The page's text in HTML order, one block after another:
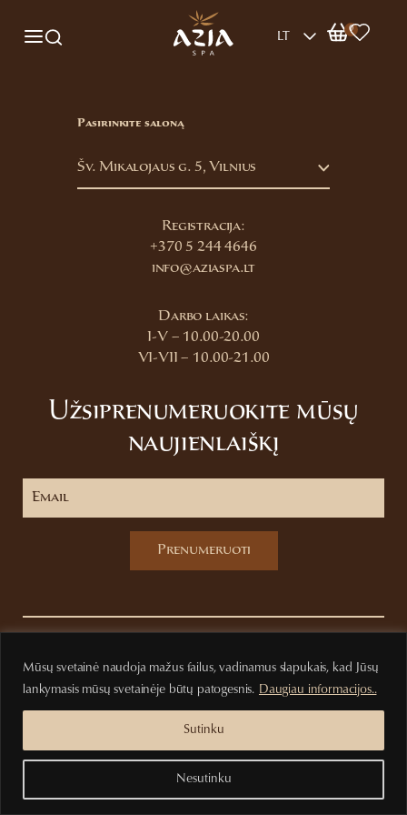
Mūsų svetainė naudoja mažus failus, vadinamus slapukais, kad Jūsų
lankymasis mūsų svetainėje būtų patogesnis. Daugiau informacijos..
Nesutinku
Sutinku
LT
0
Pasirinkite saloną
Šv. Mikalojaus g. 5, Vilnius
Registracija:
+370 5 244 4646
info@aziaspa.lt
Darbo laikas:
I-V – 10.00-20.00
VI-VII – 10.00-21.00
Užsiprenumeruokite mūsų
naujienlaiškį
Prenumeruoti